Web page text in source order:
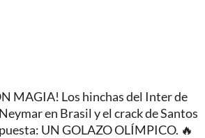
MAGIA! Los hinchas del Inter de
en Brasil y el crack de Santos
UN GOLAZO OLÍMPICO. 🔥